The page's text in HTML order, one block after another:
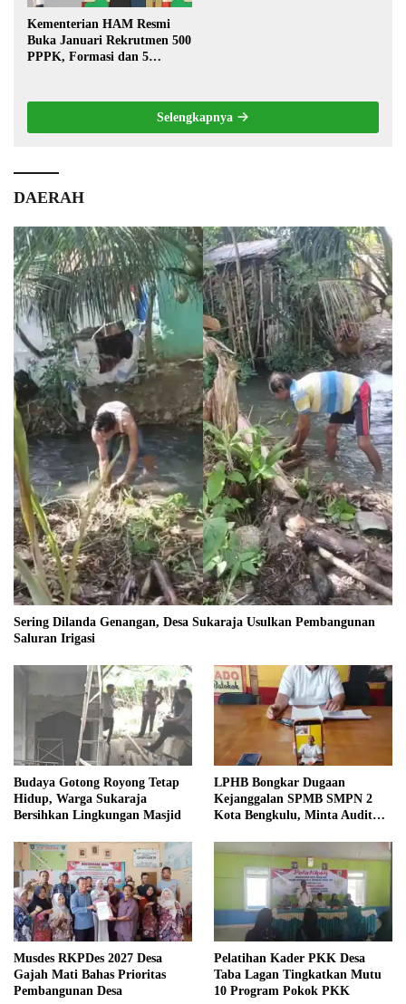
Kementerian HAM Resmi
Buka Januari Rekrutmen 500
PPPK, Formasi dan 5
Selengkapnya
DAERAH
Sering Dilanda Genangan, Desa Sukaraja Usulkan Pembangunan
Saluran Irigasi
Budaya Gotong Royong Tetap
Hidup, Warga Sukaraja
Bersihkan Lingkungan Masjid
LPHB Bongkar Dugaan
Kejanggalan SPMB SMPN 2
Kota Bengkulu, Minta Audit
Musdes RKPDes 2027 Desa
Gajah Mati Bahas Prioritas
Pembangunan Desa
Pelatihan Kader PKK Desa
Taba Lagan Tingkatkan Mutu
10 Program Pokok PKK